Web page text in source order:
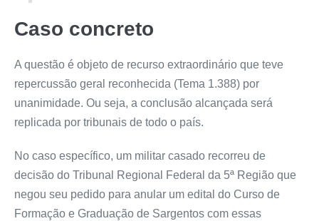
Caso concreto
A questão é objeto de recurso extraordinário que teve
repercussão geral reconhecida (Tema 1.388) por
unanimidade. Ou seja, a conclusão alcançada será
replicada por tribunais de todo o país.
No caso específico, um militar casado recorreu de
decisão do Tribunal Regional Federal da 5ª Região que
negou seu pedido para anular um edital do Curso de
Formação e Graduação de Sargentos com essas